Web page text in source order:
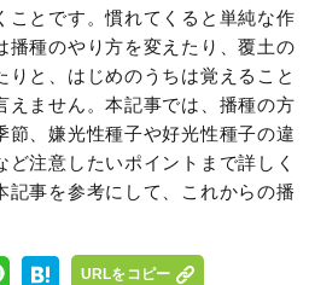
ことです。慣れてくると単純な作
播種のやり方を変えたり、覆土の
りと、はじめのうちは覚えること
えません。本記事では、播種の方
節、嫌光性種子や好光性種子の違
注意したいポイントまで詳しく
記事を参考にして、これからの播
URLをコピー